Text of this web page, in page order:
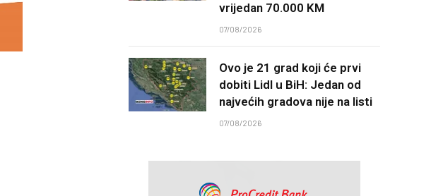
vrijedan 70.000 KM
07/08/2026
Ovo je 21 grad koji će prvi
dobiti Lidl u BiH: Jedan od
najvećih gradova nije na listi
07/08/2026